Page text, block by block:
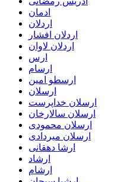
ادمان
اردلان
اردلان افشار
اردلان لاوان
ارس
ارسام
ارسطو امین
ارسلان
ارسلان خداپرست
ارسلان سالارخان
ارسلان محمودی
ارسلان میردادی
ارشا دهقانی
ارشاد
ارشام